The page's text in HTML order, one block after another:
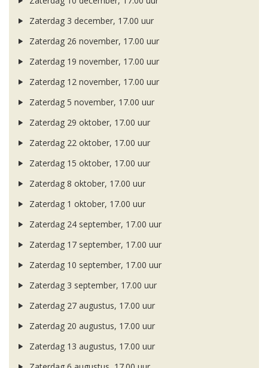
Zaterdag 3 december, 17.00 uur
Zaterdag 26 november, 17.00 uur
Zaterdag 19 november, 17.00 uur
Zaterdag 12 november, 17.00 uur
Zaterdag 5 november, 17.00 uur
Zaterdag 29 oktober, 17.00 uur
Zaterdag 22 oktober, 17.00 uur
Zaterdag 15 oktober, 17.00 uur
Zaterdag 8 oktober, 17.00 uur
Zaterdag 1 oktober, 17.00 uur
Zaterdag 24 september, 17.00 uur
Zaterdag 17 september, 17.00 uur
Zaterdag 10 september, 17.00 uur
Zaterdag 3 september, 17.00 uur
Zaterdag 27 augustus, 17.00 uur
Zaterdag 20 augustus, 17.00 uur
Zaterdag 13 augustus, 17.00 uur